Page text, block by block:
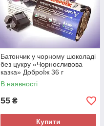
Батончик у чорному шоколаді
без цукру «Чорносливова
казка» ДоброЇж 36 г
В наявності
55 ₴
Купити